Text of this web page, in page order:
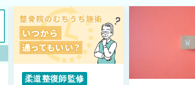
柔道整復師監修